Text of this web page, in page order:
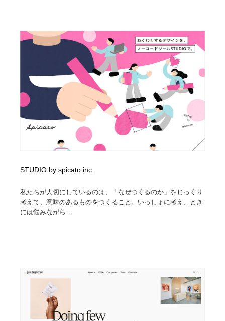
STUDIO by spicato inc.
私たちが大切にしているのは、「なぜつくるのか」をじっくり
考えて、意味のあるものをつくること。いっしょに考え、とき
には悩みながら...